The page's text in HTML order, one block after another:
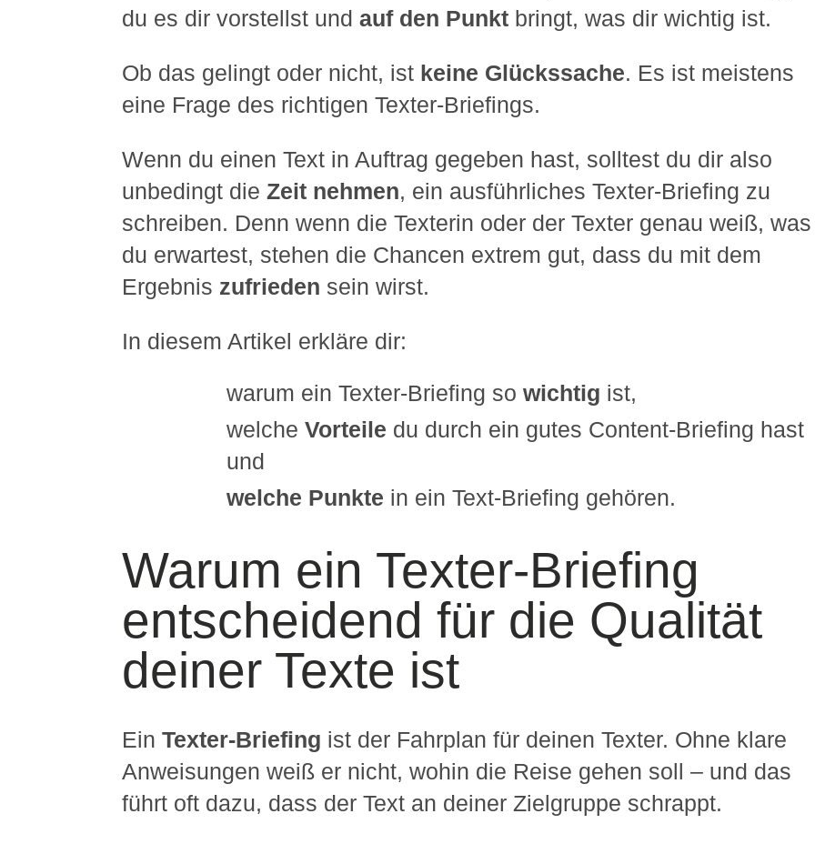
du es dir vorstellst und auf den Punkt bringt, was dir wichtig ist.
Ob das gelingt oder nicht, ist keine Glückssache. Es ist meistens
eine Frage des richtigen Texter-Briefings.
Wenn du einen Text in Auftrag gegeben hast, solltest du dir also
unbedingt die Zeit nehmen, ein ausführliches Texter-Briefing zu
schreiben. Denn wenn die Texterin oder der Texter genau weiß, was
du erwartest, stehen die Chancen extrem gut, dass du mit dem
Ergebnis zufrieden sein wirst.
In diesem Artikel erkläre dir:
warum ein Texter-Briefing so wichtig ist,
welche Vorteile du durch ein gutes Content-Briefing hast
und
welche Punkte in ein Text-Briefing gehören.
Warum ein Texter-Briefing
entscheidend für die Qualität
deiner Texte ist
EinTexter-Briefing ist der Fahrplan für deinen Texter. Ohne klare
Anweisungen weiß er nicht, wohin die Reise gehen soll – und das
führt oft dazu, dass der Text an deiner Zielgruppe schrappt.